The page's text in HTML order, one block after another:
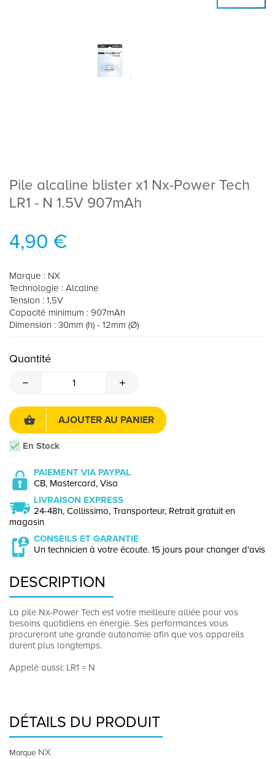
Pile alcaline blister x1 Nx-Power Tech
LR1 - N 1.5V 907mAh
4,90 €
Marque : NX
Technologie : Alcaline
Tension : 1,5V
Capacité minimum : 907mAh
Dimension : 30mm (h) - 12mm (Ø)
Quantité
AJOUTER AU PANIER
En Stock
PAIEMENT VIA PAYPAL
CB, Mastercard, Visa
LIVRAISON EXPRESS
24-48h, Collissimo, Transporteur, Retrait gratuit en
magasin
CONSEILS ET GARANTIE
Un technicien à votre écoute. 15 jours pour changer d'avis
DESCRIPTION
La pile Nx-Power Tech est votre meilleure alliée pour vos
besoins quotidiens en énergie. Ses performances vous
procureront une grande autonomie afin que vos appareils
durent plus longtemps.
Appelé aussi: LR1 = N
DÉTAILS DU PRODUIT
Marque NX